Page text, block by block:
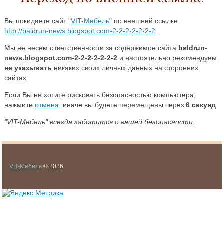
Вы покидаете сайт "VIT-Мебель" по внешней ссылке
http://baldrun-news.blogspot.com-2-2-2-2-2-2-2
Мы не несем ответственности за содержимое сайта baldrun-
news.blogspot.com-2-2-2-2-2-2-2 и настоятельно рекомендуем
не указывать никаких своих личных данных на сторонних
сайтах.
Если Вы не хотите рисковать безопасностью компьютера,
нажмитеотмена , иначе вы будете перемещены через6 секунд
"VIT-Мебель" всегда заботится о вашей безопасности.
VIT-Мебель © 2026